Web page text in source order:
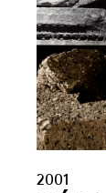
2001